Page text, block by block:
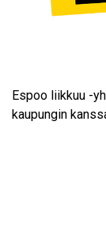
Espoo liikkuu -
kaupungin